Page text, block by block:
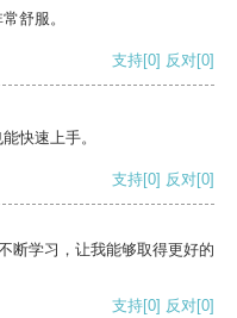
舒服。
支持[0] 反对[0]
快速上手。
支持[0] 反对[0]
断学习，让我能够取得更好的
支持[0] 反对[0]